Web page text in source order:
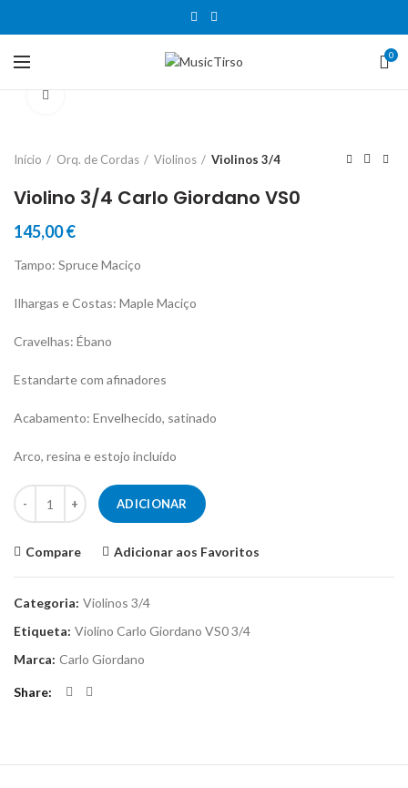
0
Início Orq. de Cordas Violinos Violinos 3/4
Violino 3/4 Carlo Giordano VS0
145,00€
Tampo: Spruce Maciço
Ilhargas e Costas: Maple Maciço
Cravelhas: Ébano
Estandarte com afinadores
Acabamento: Envelhecido, satinado
Arco, resina e estojo incluído
Quantidade de Violino 3/4 Carlo Giordano VS0
ADICIONAR
Compare Adicionar aos Favoritos
Categoria: Violinos 3/4
Etiqueta: Violino Carlo Giordano VS0 3/4
Marca: Carlo Giordano
Share